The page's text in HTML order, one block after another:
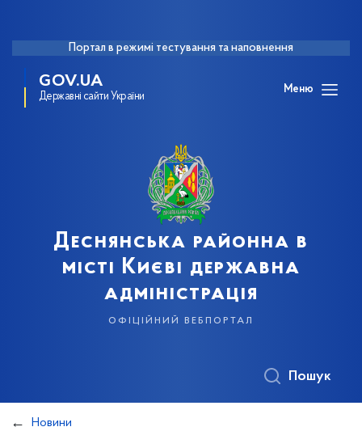
Портал в режимі тестування та наповнення
GOV.UA
Державні сайти України
Меню
Деснянська районна в
місті Києві державна
адміністрація
офіційний вебпортал
Пошук
Новини